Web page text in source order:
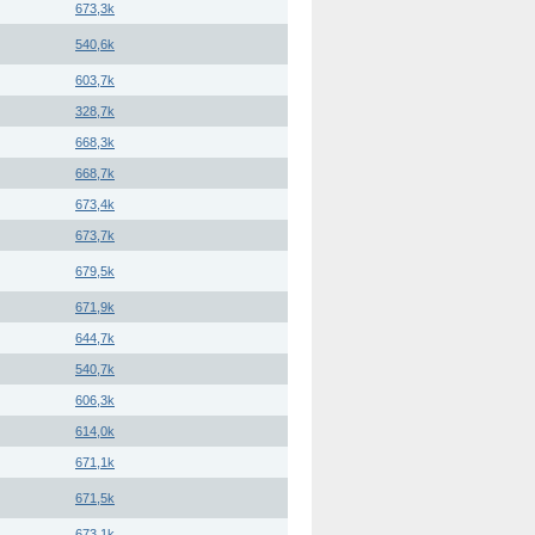
673,3k
540,6k
603,7k
328,7k
668,3k
668,7k
673,4k
673,7k
679,5k
671,9k
644,7k
540,7k
606,3k
614,0k
671,1k
671,5k